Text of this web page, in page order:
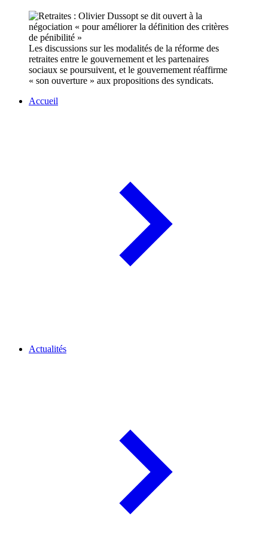
Les discussions sur les modalités de la réforme des
retraites entre le gouvernement et les partenaires
sociaux se poursuivent, et le gouvernement réaffirme
« son ouverture » aux propositions des syndicats. ​
Accueil
Actualités